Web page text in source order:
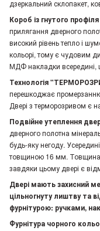
дзеркальний склопакет,
Короб із гнутого
прилягання дверного
високий рівень тепло і
кольорі, тому є чудовим
МДФ накладки всередині,
Технологія
перешкоджає
Двері з терморозривом є
Подвійне утеплення
дверного полотна
будь-яку негоду.
товщиною 16 мм. Товщина
завдяки цьому двері є
Двері мають захисний
цільногнуту лиштву та
фурнітурою: ручками,
Фурнітура чорного